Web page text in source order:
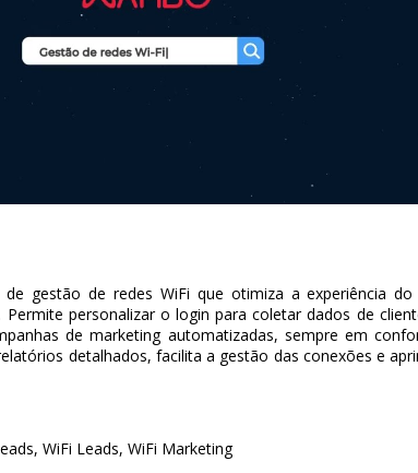
gestão de redes WiFi que otimiza a experiência
Permite personalizar o login para coletar dados de
de marketing automatizadas, sempre em
detalhados, facilita a gestão das conexões e
WiFi Leads, WiFi Marketing